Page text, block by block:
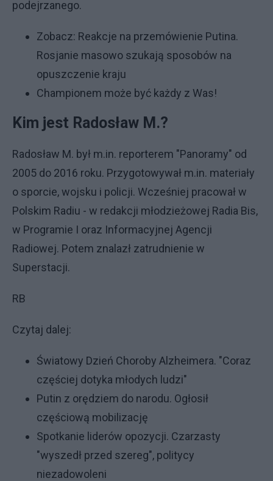
podejrzanego.
Zobacz: Reakcje na przemówienie Putina.
Rosjanie masowo szukają sposobów na
opuszczenie kraju
Championem może być każdy z Was!
Kim jest Radosław M.?
Radosław M. był m.in. reporterem "Panoramy" od
2005 do 2016 roku. Przygotowywał m.in. materiały
o sporcie, wojsku i policji. Wcześniej pracował w
Polskim Radiu - w redakcji młodzieżowej Radia Bis,
w Programie I oraz Informacyjnej Agencji
Radiowej. Potem znalazł zatrudnienie w
Superstacji.
RB
Czytaj dalej:
Światowy Dzień Choroby Alzheimera. "Coraz
częściej dotyka młodych ludzi"
Putin z orędziem do narodu. Ogłosił
częściową mobilizację
Spotkanie liderów opozycji. Czarzasty
"wyszedł przed szereg", politycy
niezadowoleni